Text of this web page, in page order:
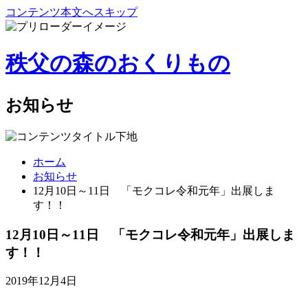
コンテンツ本文へスキップ
秩父の森のおくりもの
お知らせ
ホーム
お知らせ
12月10日～11日 「モクコレ令和元年」出展しま
す！！
12月10日～11日 「モクコレ令和元年」出展しま
す！！
2019年12月4日